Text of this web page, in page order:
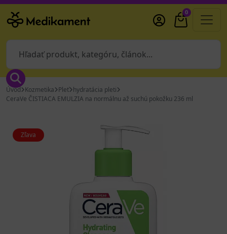
0
Úvod Kozmetika Pleť hydratácia pleti
CeraVe ČISTIACA EMULZIA na normálnu až suchú pokožku 236 ml
Zľava